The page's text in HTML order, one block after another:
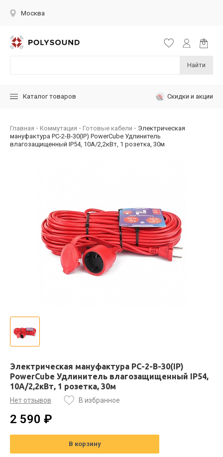
Москва
Найти
Каталог товаров Скидки и акции
Главная Коммутация Готовые кабели
Электрическая
мануфактура PC-2-B-30(IP) PowerCube Удлинитель
влагозащищенный IP54, 10A/2,2кВт, 1 розетка, 30м
Электрическая мануфактура PC-2-B-30(IP)
PowerCube Удлинитель влагозащищенный IP54,
10A/2,2кВт, 1 розетка, 30м
Нет отзывов В избранное
2 590 ₽
В корзину